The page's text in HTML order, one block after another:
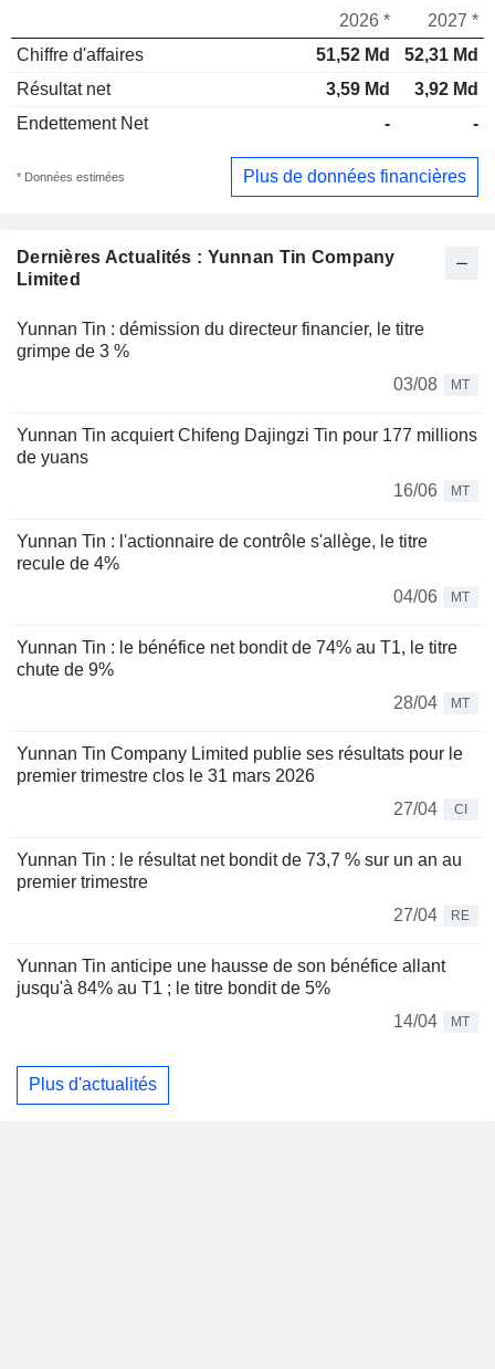
Dernières Actualités : Yunnan Tin Company
Limited
Yunnan Tin : démission du directeur financier, le titre
grimpe de 3 %
03/08
MT
Yunnan Tin acquiert Chifeng Dajingzi Tin pour 177 millions
de yuans
16/06
MT
Yunnan Tin : l'actionnaire de contrôle s'allège, le titre
recule de 4%
04/06
MT
Yunnan Tin : le bénéfice net bondit de 74% au T1, le titre
chute de 9%
28/04
MT
Yunnan Tin Company Limited publie ses résultats pour le
premier trimestre clos le 31 mars 2026
27/04
CI
Yunnan Tin : le résultat net bondit de 73,7 % sur un an au
premier trimestre
27/04
RE
Yunnan Tin anticipe une hausse de son bénéfice allant
jusqu'à 84% au T1 ; le titre bondit de 5%
14/04
MT
Plus d'actualités
2026 *
2027 *
Chiffre d'affaires
51,52 Md
52,31 Md
Résultat net
3,59 Md
3,92 Md
Endettement Net
- -
* Données estimées Plus de données financières